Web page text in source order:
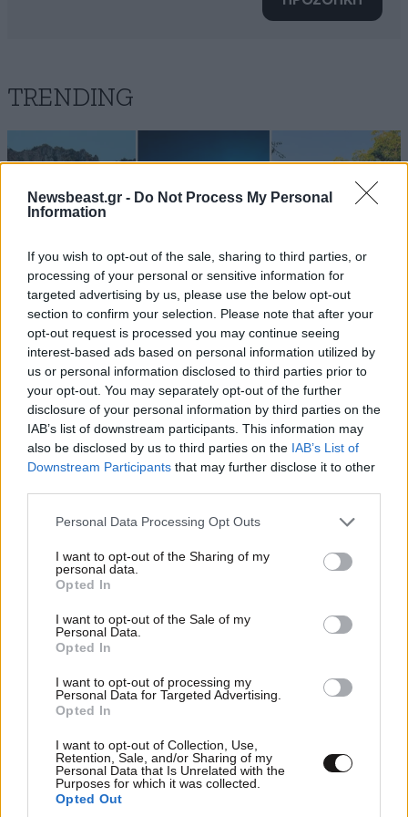
Newsbeast.gr - Do Not Process My Personal
Information
If you wish to opt-out of the sale, sharing to third parties, or
processing of your personal or sensitive information for
targeted advertising by us, please use the below opt-out
section to confirm your selection. Please note that after your
opt-out request is processed you may continue seeing
interest-based ads based on personal information utilized by
us or personal information disclosed to third parties prior to
your opt-out. You may separately opt-out of the further
disclosure of your personal information by third parties on the
IAB’s list of downstream participants. This information may
also be disclosed by us to third parties on the IAB’s List of
Downstream Participants that may further disclose it to other
Please note that this website/app uses one or more Google
not limited to your visit or usage behaviour. You may click to
grant or deny consent to Google and its third-party tags to
use your data for below specified purposes in below Google
consent section.
Personal Data Processing Opt Outs
I want to opt-out of the Sharing of my
personal data.
Opted In
I want to opt-out of the Sale of my
Personal Data.
Opted In
I want to opt-out of processing my
Personal Data for Targeted Advertising.
Opted In
I want to opt-out of Collection, Use,
Retention, Sale, and/or Sharing of my
Personal Data that Is Unrelated with the
Purposes for which it was collected.
Opted Out
TRENDING
LIFESTYLE 08·08·2026 19:12
Εριέττα Κούρκουλου – Τα 33α γενέθλια και τα
φιλιά με τον Βύρωνα Βασιλειάδη: «Καμία στιγμή
ευτυχίας δεδομένη»